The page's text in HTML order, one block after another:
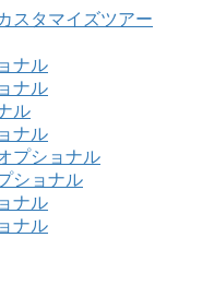
スタマイズツアー
ナル
ナル
ル
ナル
プショナル
ショナル
ナル
ナル